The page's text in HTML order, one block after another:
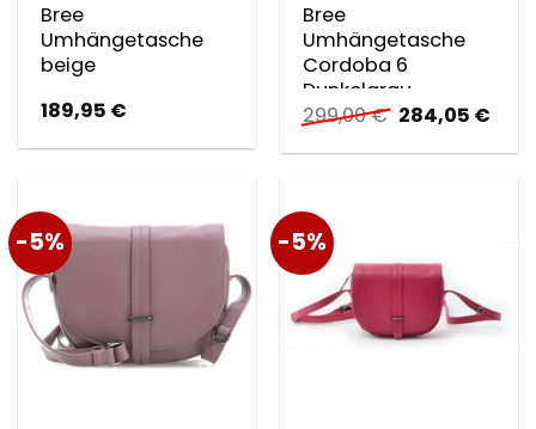
Bree
Umhängetasche
beige
189,95 €
Bree
Umhängetasche
Cordoba 6
Dunkelgrau
299,00€
Preis
war:
284,05 €
ist:
-5% -5%